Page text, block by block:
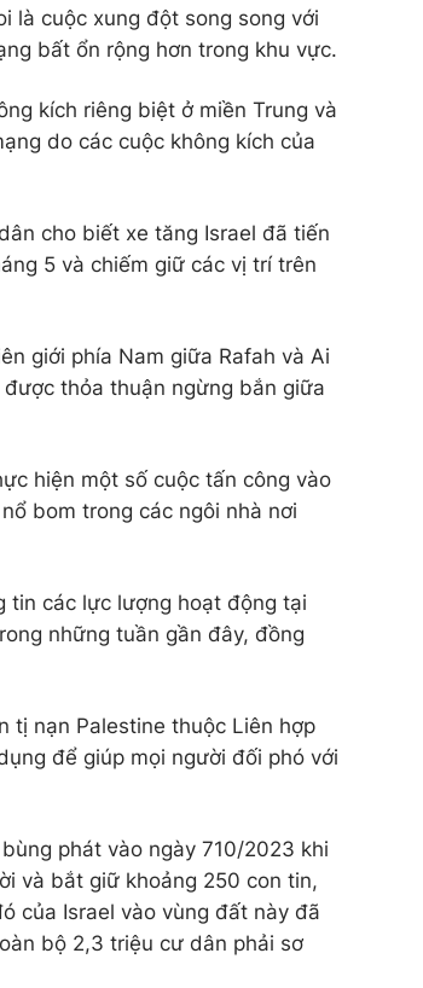
là cuộc xung đột song song với
bất ổn rộng hơn trong khu vực.
kích riêng biệt ở miền Trung và
do các cuộc không kích của
cho biết xe tăng Israel đã tiến
5 và chiếm giữ các vị trí trên
giới phía Nam giữa Rafah và Ai
thỏa thuận ngừng bắn giữa
hiện một số cuộc tấn công vào
bom trong các ngôi nhà nơi
tin các lực lượng hoạt động tại
những tuần gần đây, đồng
tị nạn Palestine thuộc Liên hợp
để giúp mọi người đối phó với
phát vào ngày 710/2023 khi
và bắt giữ khoảng 250 con tin,
của Israel vào vùng đất này đã
bộ 2,3 triệu cư dân phải sơ